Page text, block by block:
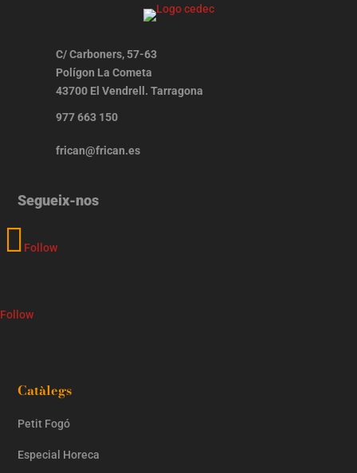
C/ Carboners, 57-63
Polígon La Cometa
43700 El Vendrell. Tarragona
977 663 150
frican@frican.es
Segueix-nos
Follow
Follow
Catàlegs
Petit Fogó
Especial Horeca